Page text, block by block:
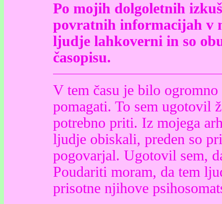
Po mojih dolgoletnih
povratnih informacijah v
ljudje lahkoverni in so
časopisu.
V tem času je bilo
pomagati. To sem ugotovil
potrebno priti. Iz mojega
ljudje obiskali, preden so
pogovarjal. Ugotovil sem,
Poudariti moram, da tem
prisotne njihove